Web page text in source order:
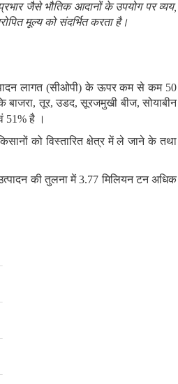
जैसे भौतिक आदानों के उपयोग पर व्यय,
मूल्य को संदर्भित करता है।
लागत (सीओपी) के ऊपर कम से कम 50
बाजरा, तूर, उडद, सूरजमुखी बीज, सोयाबीन
51% है ।
को विस्तारित क्षेत्र में ले जाने के तथा
की तुलना में 3.77 मिलियन टन अधिक